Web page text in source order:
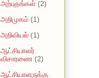
அற்புதங்கள் (2)
அறிமுகம் (1)
அறிவியல் (1)
ஆட்சியாளர்
விசாரணை (2)
ஆட்சியாளருக்கு